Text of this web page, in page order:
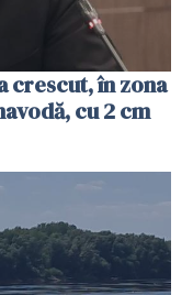
crescut, în zona
cu 2 cm